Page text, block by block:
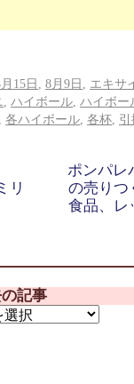
15日 8月9日
エキサ
ハイボール ハイボー
各ハイボール 各杯
リ
ポンパレ
の売りつ
食品、レ
記事